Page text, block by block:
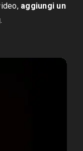
aggiungi un